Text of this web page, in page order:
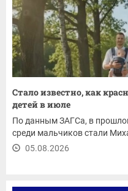
Стало известно, как
детей в июле
По данным ЗАГСа, в
среди мальчиков стали
05.08.2026